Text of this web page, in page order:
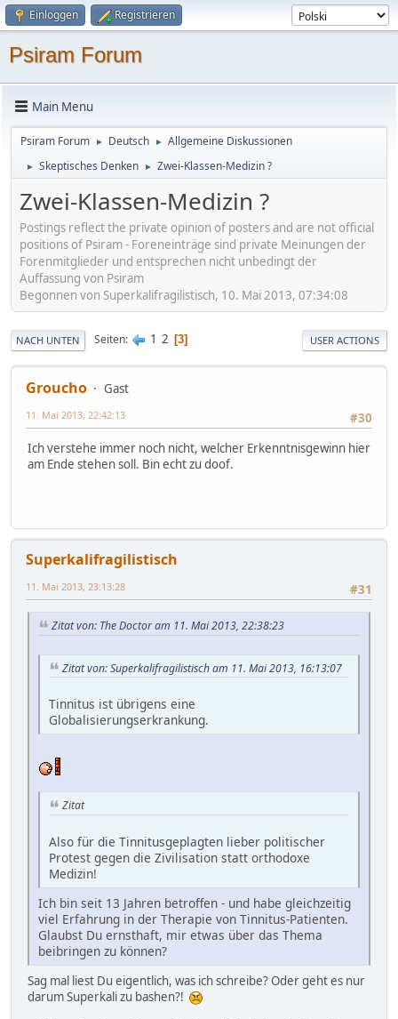
Einloggen Registrieren
Psiram Forum
Main Menu
Psiram Forum ► Deutsch ► Allgemeine Diskussionen
► Skeptisches Denken ► Zwei-Klassen-Medizin ?
Zwei-Klassen-Medizin ?
Postings reflect the private opinion of posters and are not official
positions of Psiram - Foreneinträge sind private Meinungen der
Forenmitglieder und entsprechen nicht unbedingt der
Auffassung von Psiram
Begonnen von Superkalifragilistisch, 10. Mai 2013, 07:34:08
NACH UNTEN Seiten 1 2 3 USER ACTIONS
Groucho
Gast
#30
11. Mai 2013, 22:42:13
Ich verstehe immer noch nicht, welcher Erkenntnisgewinn hier
am Ende stehen soll. Bin echt zu doof.
Superkalifragilistisch
#31
11. Mai 2013, 23:13:28
Zitat von: The Doctor am 11. Mai 2013, 22:38:23
Zitat von: Superkalifragilistisch am 11. Mai 2013, 16:13:07
Tinnitus ist übrigens eine
Globalisierungserkrankung.
Zitat
Also für die Tinnitusgeplagten lieber politischer
Protest gegen die Zivilisation statt orthodoxe
Medizin!
Ich bin seit 13 Jahren betroffen - und habe gleichzeitig
viel Erfahrung in der Therapie von Tinnitus-Patienten.
Glaubst Du ernsthaft, mir etwas über das Thema
beibringen zu können?
Sag mal liest Du eigentlich, was ich schreibe? Oder geht es nur
darum Superkali zu bashen?!